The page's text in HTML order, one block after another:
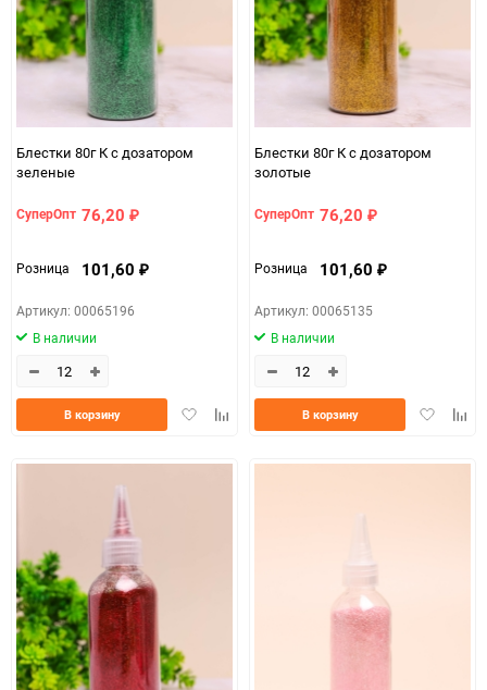
Блестки 80г К с дозатором
зеленые
СуперОпт 76,20 ₽
Розница 101,60 ₽
Артикул: 00065196
В наличии
ДобавитьДобавить
В корзину
Блестки 80г К с дозатором
золотые
СуперОпт 76,20 ₽
Розница 101,60 ₽
Артикул: 00065135
В наличии
Добавить
В корзину